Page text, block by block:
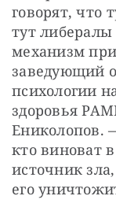
говорят, что
тут
механизм
заведующий
психологии
здоровья
Ениколопов.
кто виноват в
источник
его